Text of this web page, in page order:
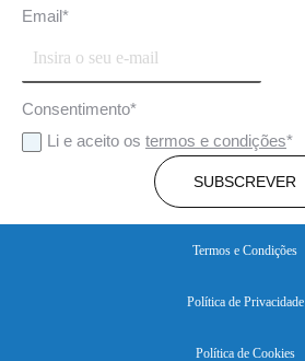
Email*
Consentimento*
Li e aceito os termos e condições*
SUBSCREVER
Termos e Condições
Política de Privacidade
Política de Cookies